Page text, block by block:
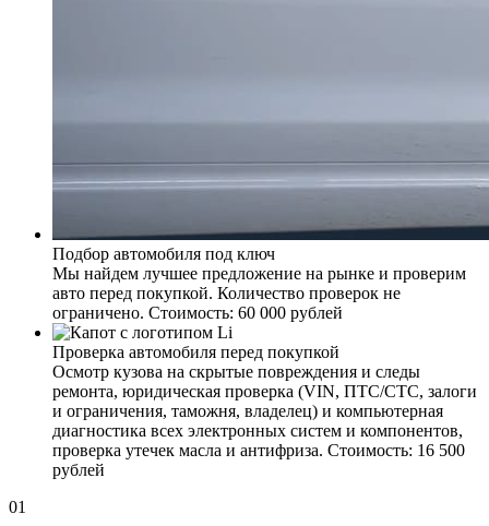
Подбор автомобиля под ключ
Мы найдем лучшее предложение на рынке и проверим
авто перед покупкой. Количество проверок не
ограничено. Стоимость: 60 000 рублей
Проверка автомобиля перед покупкой
Осмотр кузова на скрытые повреждения и следы
ремонта, юридическая проверка (VIN, ПТС/СТС, залоги
и ограничения, таможня, владелец) и компьютерная
диагностика всех электронных систем и компонентов,
проверка утечек масла и антифриза. Стоимость: 16 500
рублей
01